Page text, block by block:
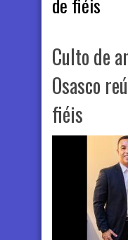
Culto de
Osasco
fiéis